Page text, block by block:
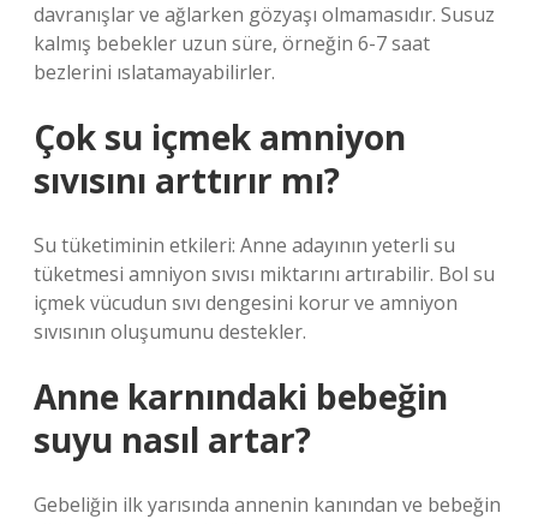
davranışlar ve ağlarken gözyaşı olmamasıdır. Susuz
kalmış bebekler uzun süre, örneğin 6-7 saat
bezlerini ıslatamayabilirler.
Çok su içmek amniyon
sıvısını arttırır mı?
Su tüketiminin etkileri: Anne adayının yeterli su
tüketmesi amniyon sıvısı miktarını artırabilir. Bol su
içmek vücudun sıvı dengesini korur ve amniyon
sıvısının oluşumunu destekler.
Anne karnındaki bebeğin
suyu nasıl artar?
Gebeliğin ilk yarısında annenin kanından ve bebeğin